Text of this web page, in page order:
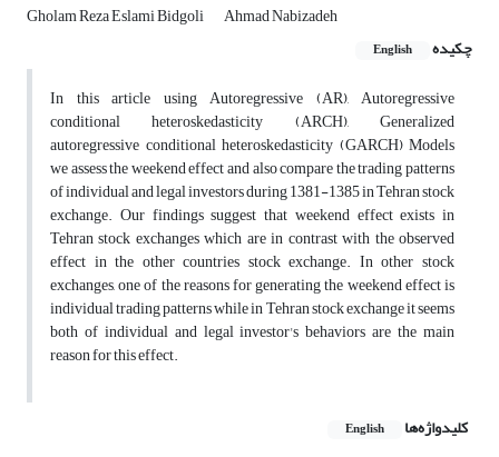
Gholam Reza Eslami Bidgoli
Ahmad Nabizadeh
چکیده
English
In this article using Autoregressive (AR), Autoregressive
conditional heteroskedasticity (ARCH), Generalized
autoregressive conditional heteroskedasticity (GARCH) Models
we assess the weekend effect and also compare the trading patterns
of individual and legal investors during 1381-1385 in Tehran stock
exchange. Our findings suggest that weekend effect exists in
Tehran stock exchanges which are in contrast with the observed
effect in the other countries stock exchange. In other stock
exchanges, one of the reasons for generating the weekend effect is
individual trading patterns while in Tehran stock exchange it seems
both of individual and legal investor's behaviors are the main
reason for this effect.
کلیدواژه‌ها English